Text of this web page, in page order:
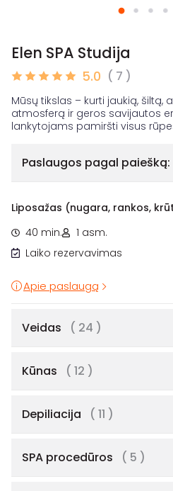
Elen SPA Studija
5.0 ( 7 )
Mūsų tikslas – kurti jaukią,
atmosferą ir geros savijautos
lankytojams pamiršti visus
Paslaugos pagal paiešką:
Liposažas (nugara, rankos,
40 min.
1 asm.
Laiko rezervavimas
Apie paslaugą
Veidas ( 24 )
Kūnas ( 12 )
Depiliacija ( 11 )
SPA procedūros ( 5 )